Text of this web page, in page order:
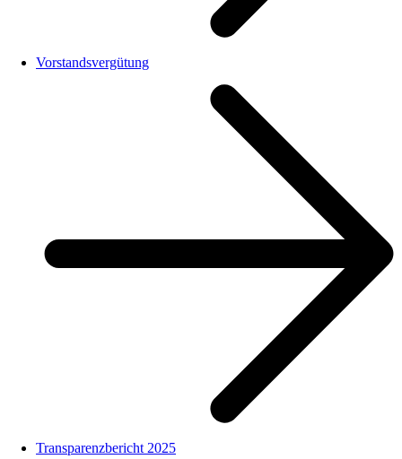
Vorstandsvergütung
Transparenzbericht 2025